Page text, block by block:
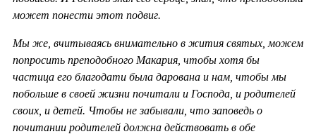
может понести этот подвиг.
Мы же, вчитываясь внимательно в жития святых, можем
попросить преподобного Макария, чтобы хотя бы
частица его благодати была дарована и нам, чтобы мы
побольше в своей жизни почитали и Господа, и родителей
своих, и детей. Чтобы не забывали, что заповедь о
почитании родителей должна действовать в обе